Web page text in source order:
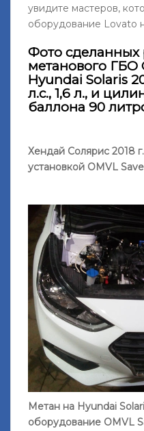
увидите мастеров,
оборудование Lovato
Фото сделанных
метанового ГБО
Hyundai Solaris
л.с., 1,6 л., и
баллона 90
Хендай Солярис 2018
установкой OMVL
Метан на Hyundai
оборудование OMVL